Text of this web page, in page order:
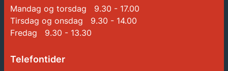
Mandag og torsdag 9.30 - 17.00
Tirsdag og onsdag 9.30 - 14.00
Fredag 9.30 - 13.30
Telefontider